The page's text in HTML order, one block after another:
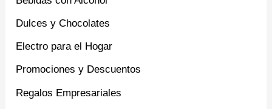
Dulces y Chocolates
Electro para el Hogar
Promociones y Descuentos
Regalos Empresariales